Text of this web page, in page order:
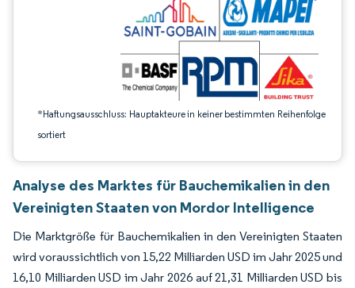
*Haftungsausschluss: Hauptakteure in keiner bestimmten Reihenfolge
sortiert
Analyse des Marktes für Bauchemikalien in den
Vereinigten Staaten von Mordor Intelligence
Die Marktgröße für Bauchemikalien in den Vereinigten Staaten
wird voraussichtlich von 15,22 Milliarden USD im Jahr 2025 und
16,10 Milliarden USD im Jahr 2026 auf 21,31 Milliarden USD bis